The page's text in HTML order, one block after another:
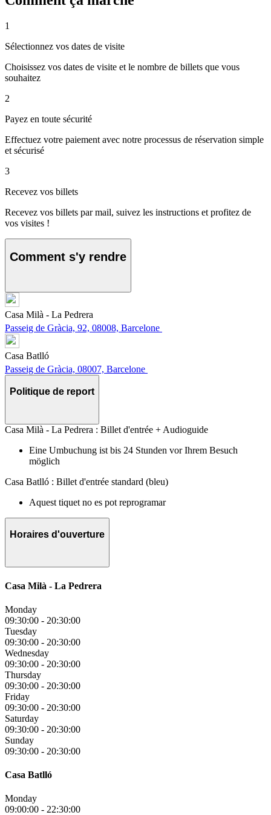
1
Sélectionnez vos dates de visite
Choisissez vos dates de visite et le nombre de billets que vous
souhaitez
2
Payez en toute sécurité
Effectuez votre paiement avec notre processus de réservation simple
et sécurisé
3
Recevez vos billets
Recevez vos billets par mail, suivez les instructions et profitez de
vos visites !
Comment s'y rendre
Casa Milà - La Pedrera
Passeig de Gràcia, 92, 08008, Barcelone
Casa Batlló
Passeig de Gràcia, 08007, Barcelone
Politique de report
Casa Milà - La Pedrera : Billet d'entrée + Audioguide
Eine Umbuchung ist bis 24 Stunden vor Ihrem Besuch
möglich
Casa Batlló : Billet d'entrée standard (bleu)
Aquest tiquet no es pot reprogramar
Horaires d'ouverture
Casa Milà - La Pedrera
Monday
09:30:00 - 20:30:00
Tuesday
09:30:00 - 20:30:00
Wednesday
09:30:00 - 20:30:00
Thursday
09:30:00 - 20:30:00
Friday
09:30:00 - 20:30:00
Saturday
09:30:00 - 20:30:00
Sunday
09:30:00 - 20:30:00
Casa Batlló
Monday
09:00:00 - 22:30:00